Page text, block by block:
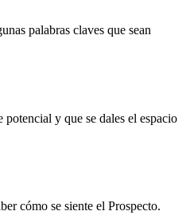
palabras claves que sean
y que se dales el espacio
cómo se siente el Prospecto.